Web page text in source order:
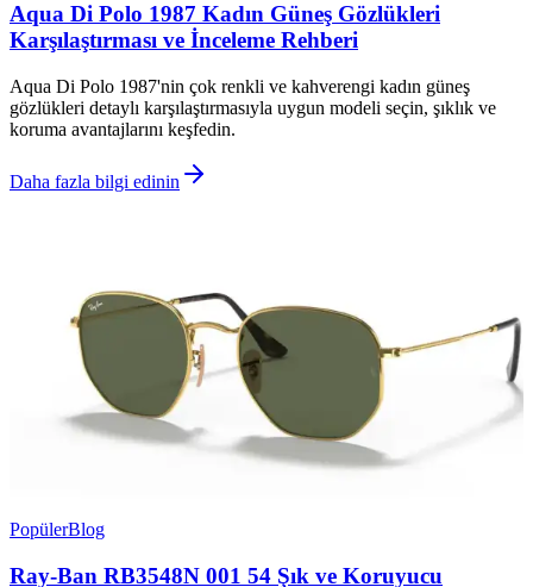
Aqua Di Polo 1987 Kadın Güneş Gözlükleri
Karşılaştırması ve İnceleme Rehberi
Aqua Di Polo 1987'nin çok renkli ve kahverengi kadın güneş
gözlükleri detaylı karşılaştırmasıyla uygun modeli seçin, şıklık ve
koruma avantajlarını keşfedin.
Daha fazla bilgi edinin
PopülerBlog
Ray-Ban RB3548N 001 54 Şık ve Koruyucu